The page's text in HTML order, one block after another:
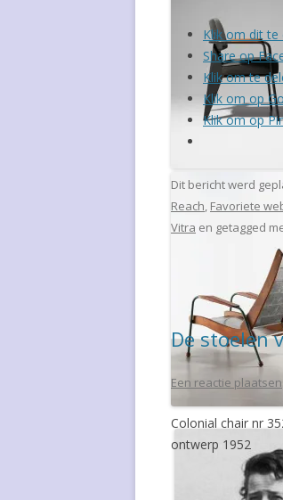
Fauteuil Direction
Colonial chair nr
ontwerp 1952
Klik om dit te
Share op
Klik om te
Klik om op
Klik om op
Dit bericht werd
Reach, Favoriete
Vitra en getagged
De stoelen
Een reactie plaatsen